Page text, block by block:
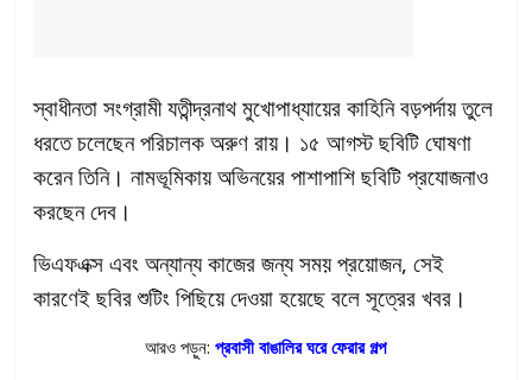
স্বাধীনতা সংগ্রামী যতীন্দ্রনাথ মুখোপাধ্যায়ের কাহিনি বড়পর্দায় তুলে
ধরতে চলেছেন পরিচালক অরুণ রায়। ১৫ আগস্ট ছবিটি ঘোষণা
করেন তিনি। নামভূমিকায় অভিনয়ের পাশাপাশি ছবিটি প্রযোজনাও
করছেন দেব।
ভিএফএক্স এবং অন্যান্য কাজের জন্য সময় প্রয়োজন, সেই
কারণেই ছবির শুটিং পিছিয়ে দেওয়া হয়েছে বলে সূত্রের খবর।
আরও পড়ুন:প্রবাসী বাঙালির ঘরে ফেরার গল্প